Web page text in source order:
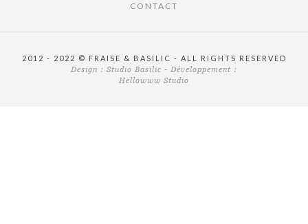
CONTACT
2012 - 2022 © FRAISE & BASILIC - ALL RIGHTS RESERVED
Design : Studio Basilic - Développement :
Hellowww Studio